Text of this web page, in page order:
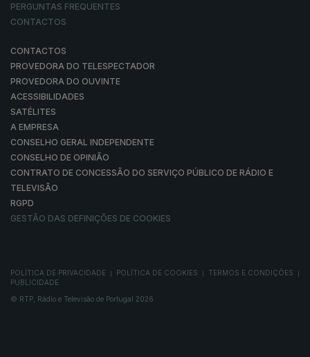
PERGUNTAS FREQUENTES
CONTACTOS
CONTACTOS
PROVEDORA DO TELESPECTADOR
PROVEDORA DO OUVINTE
ACESSIBILIDADES
SATÉLITES
A EMPRESA
CONSELHO GERAL INDEPENDENTE
CONSELHO DE OPINIÃO
CONTRATO DE CONCESSÃO DO SERVIÇO PÚBLICO DE RÁDIO E
TELEVISÃO
RGPD
GESTÃO DAS DEFINIÇÕES DE COOKIES
POLÍTICA DE PRIVACIDADE POLÍTICA DE COOKIES TERMOS E CONDIÇÕES
PUBLICIDADE
© RTP, Rádio e Televisão de Portugal 2026